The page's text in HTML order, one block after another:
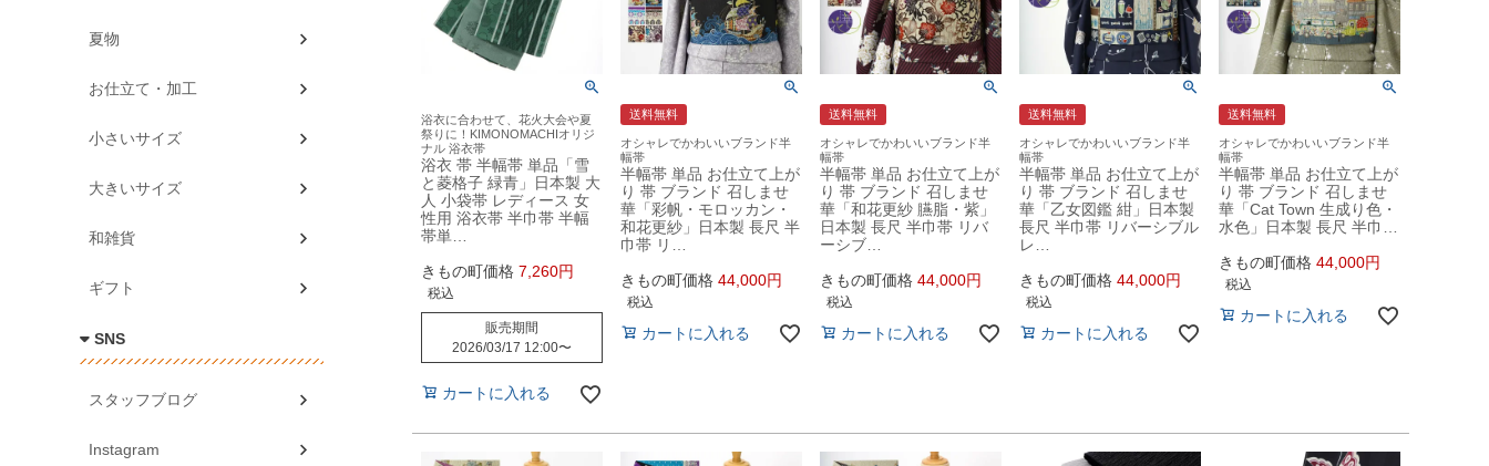
浴衣に合わせて、花火大会や夏
祭りに！KIMONOMACHIオリジ
ナル 浴衣帯
浴衣 帯 半幅帯 単品「雪
と菱格子 緑青」日本製 大
人 小袋帯 レディース 女
性用 浴衣帯 半巾帯 半幅
帯単…
きもの町価格 7,260
税込
販売期間
2026/03/17 12:00〜
カートに入れる
送料無料
オシャレでかわいいブランド半
幅帯
半幅帯 単品 お仕立て上が
り 帯 ブランド 召しませ
華「彩帆・モロッカン・
和花更紗」日本製 長尺 半
巾帯 リ…
きもの町価格 44,000
税込
カートに入れる
送料無料
オシャレでかわいいブランド半
幅帯
半幅帯 単品 お仕立て上が
り 帯 ブランド 召しませ
華「和花更紗 臙脂・紫」
日本製 長尺 半巾帯 リバ
ーシブ…
きもの町価格 44,000
税込
カートに入れる
送料無料
オシャレでかわいいブランド半
幅帯
半幅帯 単品 お仕立て上が
り 帯 ブランド 召しませ
華「乙女図鑑 紺」日本製
長尺 半巾帯 リバーシブル
レ…
きもの町価格 44,000
税込
カートに入れる
送料無料
オシャレでかわいいブランド半
幅帯
半幅帯 単品 お仕立て上が
り 帯 ブランド 召しませ
華「Cat Town 生成り色・
水色」日本製 長尺 半巾…
きもの町価格 44,000
税込
カートに入れる
夏物
お仕立て・加工
小さいサイズ
大きいサイズ
和雑貨
ギフト
SNS
スタッフブログ
Instagram